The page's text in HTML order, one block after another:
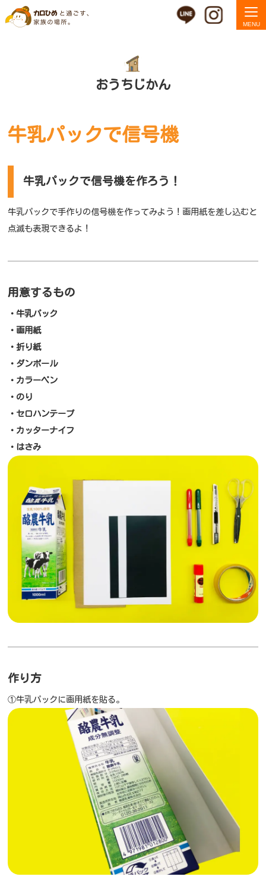
おうちじかん
牛乳パックで信号機
牛乳パックで信号機を作ろう！
牛乳パックで手作りの信号機を作ってみよう！画用紙を差し込むと
点滅も表現できるよ！
用意するもの
・牛乳パック
・画用紙
・折り紙
・ダンボール
・カラーペン
・のり
・セロハンテープ
・カッターナイフ
・はさみ
作り方
①牛乳パックに画用紙を貼る。